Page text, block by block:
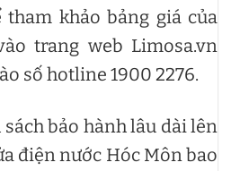
khảo bảng giá của
trang web Limosa.vn
số hotline 1900 2276.
bảo hành lâu dài lên
điện nước Hóc Môn bao